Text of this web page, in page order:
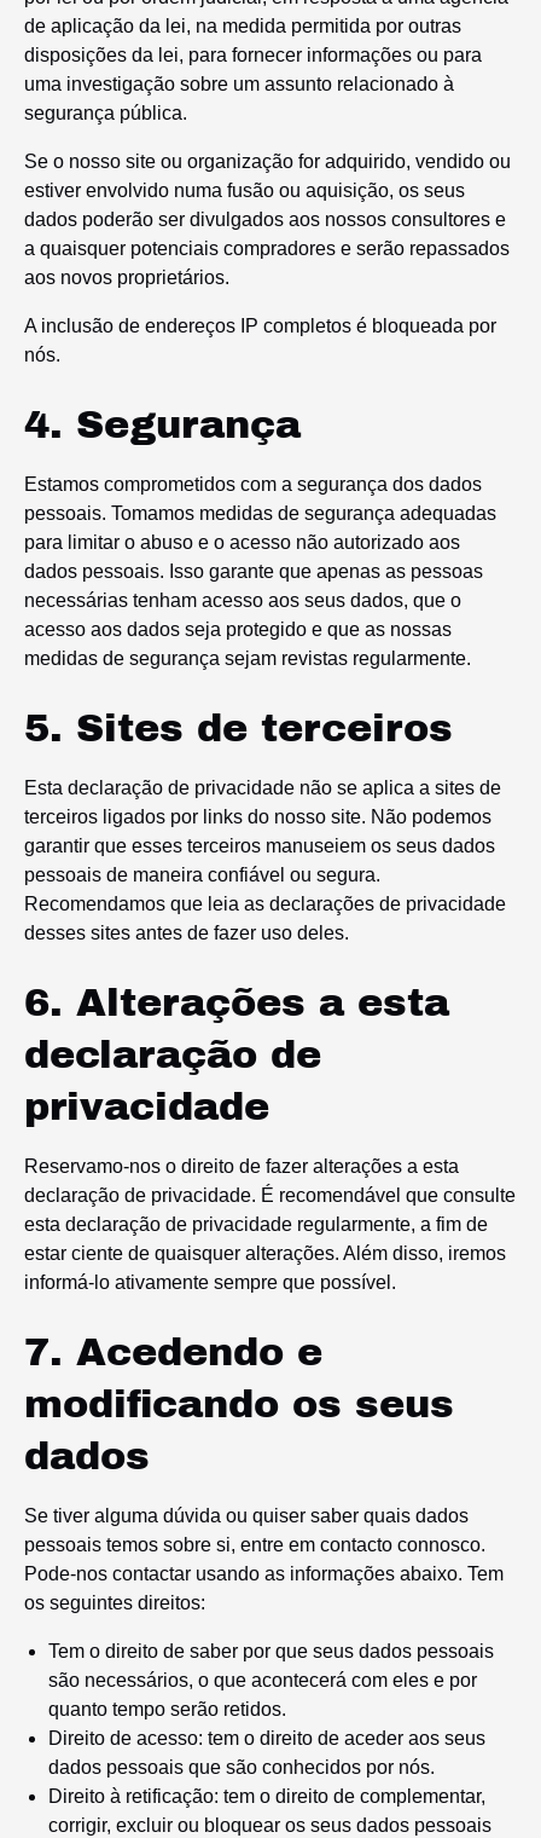
de aplicação da lei, na medida permitida por outras
disposições da lei, para fornecer informações ou para
uma investigação sobre um assunto relacionado à
segurança pública.
Se o nosso site ou organização for adquirido, vendido ou
estiver envolvido numa fusão ou aquisição, os seus
dados poderão ser divulgados aos nossos consultores e
a quaisquer potenciais compradores e serão repassados ​​
aos novos proprietários.
A inclusão de endereços IP completos é bloqueada por
nós.
4. Segurança
Estamos comprometidos com a segurança dos dados
pessoais. Tomamos medidas de segurança adequadas
para limitar o abuso e o acesso não autorizado aos
dados pessoais. Isso garante que apenas as pessoas
necessárias tenham acesso aos seus dados, que o
acesso aos dados seja protegido e que as nossas
medidas de segurança sejam revistas regularmente.
5. Sites de terceiros
Esta declaração de privacidade não se aplica a sites de
terceiros ligados por links do nosso site. Não podemos
garantir que esses terceiros manuseiem os seus dados
pessoais de maneira confiável ou segura.
Recomendamos que leia as declarações de privacidade
desses sites antes de fazer uso deles.
6. Alterações a esta
declaração de
privacidade
Reservamo-nos o direito de fazer alterações a esta
declaração de privacidade. É recomendável que consulte
esta declaração de privacidade regularmente, a fim de
estar ciente de quaisquer alterações. Além disso, iremos
informá-lo ativamente sempre que possível.
7. Acedendo e
modificando os seus
dados
Se tiver alguma dúvida ou quiser saber quais dados
pessoais temos sobre si, entre em contacto connosco.
Pode-nos contactar usando as informações abaixo. Tem
os seguintes direitos:
Tem o direito de saber por que seus dados pessoais
são necessários, o que acontecerá com eles e por
quanto tempo serão retidos.
Direito de acesso: tem o direito de aceder aos seus
dados pessoais que são conhecidos por nós.
Direito à retificação: tem o direito de complementar,
corrigir, excluir ou bloquear os seus dados pessoais